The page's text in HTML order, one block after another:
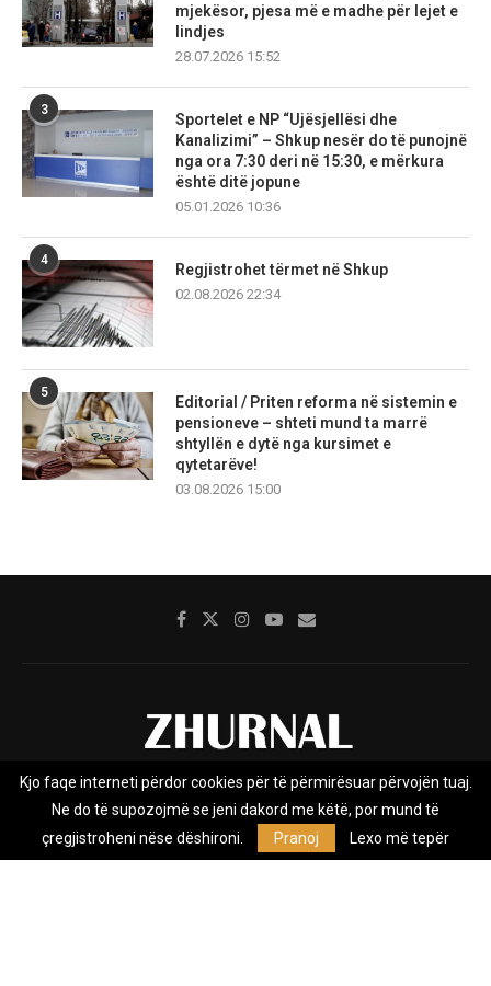
mjekësor, pjesa më e madhe për lejet e
lindjes
28.07.2026 15:52
3
Sportelet e NP “Ujësjellësi dhe
Kanalizimi” – Shkup nesër do të punojnë
nga ora 7:30 deri në 15:30, e mërkura
është ditë jopune
05.01.2026 10:36
4
Regjistrohet tërmet në Shkup
02.08.2026 22:34
5
Editorial / Priten reforma në sistemin e
pensioneve – shteti mund ta marrë
shtyllën e dytë nga kursimet e
qytetarëve!
03.08.2026 15:00
Rreth nesh Impresumi Marketing
Privacy Policy
Zhurnal.mk është Agjenci e Lajmeve e pavarur, e themeluar në vitin
Kjo faqe interneti përdor cookies për të përmirësuar përvojën tuaj.
Ne do të supozojmë se jeni dakord me këtë, por mund të
çregjistroheni nëse dëshironi.
Pranoj Lexo më tepër